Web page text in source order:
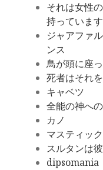
それは女性
持っています
ジャアファ
ンス
鳥が頭に座
死者はそれ
キャベツ
全能の神へ
カノ
マスティッ
スルタンは
dipsomania